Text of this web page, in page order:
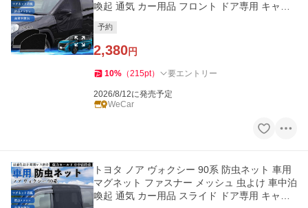
喚起 通気 カー用品 フロント ドア専用 キャン
予約
2,380円
10% （215pt） 要エントリー
2026/8/12に発売予定
WeCar
トヨタ ノア ヴォクシー 90系 防虫ネット 車用
マグネット ファスナー メッシュ 虫よけ 車中泊
喚起 通気 カー用品 スライド ドア専用 キャン